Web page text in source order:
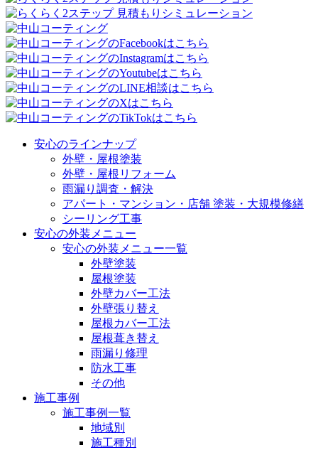
安心のラインナップ
外壁・屋根塗装
外壁・屋根リフォーム
雨漏り調査・解決
アパート・マンション・店舗 塗装・大規模修繕
シーリング工事
安心の外装メニュー
安心の外装メニュー一覧
外壁塗装
屋根塗装
外壁カバー工法
外壁張り替え
屋根カバー工法
屋根葺き替え
雨漏り修理
防水工事
その他
施工事例
施工事例一覧
地域別
施工種別